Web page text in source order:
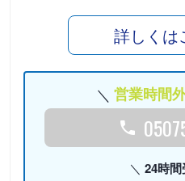
詳しくは
営業時間
24時